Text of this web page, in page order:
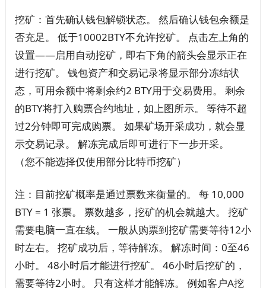
挖矿：首先确认钱包解锁状态。 然后确认钱包余额是
否充足。 低于10002BTY不允许挖矿。 点击左上角的
设置——启用自动挖矿，即右下角的箭头会显示正在
进行挖矿。 钱包资产和交易记录将显示部分冻结状
态，可用余额中将剩余约2 BTY用于交易费用。 剩余
的BTY将打入购票合约地址，如上图所示。 等待不超
过2分钟即可完成购票。 如果矿场开采成功，就会显
示交易记录。 解冻完成后即可进行下一步开采。
（您不能选择仅使用部分比特币挖矿）
注：目前挖矿概率是通过票数来衡量的。 每 10,000
BTY = 1 张票。 票数越多，挖矿的机会就越大。 挖矿
需要电脑一直在线。 一般从购票到挖矿需要等待12小
时左右。 挖矿成功后，等待解冻。 解冻时间：0至46
小时。 48小时后才能进行挖矿。 46小时后挖矿的，
需要等待2小时。 只有这样才能解冻。 例如客户A挖